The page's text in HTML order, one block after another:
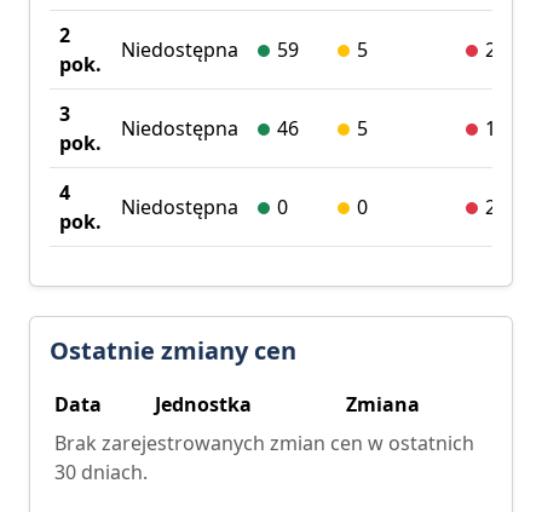
2
pok.
Niedostępna 59 5 239
3
pok.
Niedostępna 46 5 110
4
pok.
Niedostępna 0 0 20
Ostatnie zmiany cen
Data Jednostka
Zmiana
Brak zarejestrowanych zmian cen w ostatnich
30 dniach.